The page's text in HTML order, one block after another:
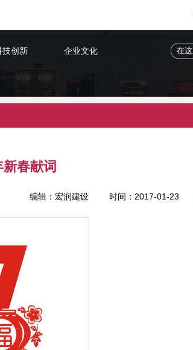
技创新 企业文化
春献词
编辑：宏润建设 时间：2017-01-23